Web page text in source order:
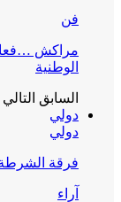
فن
مراكش
الوطنية
السابق التالي
دولي
دولي
فرقة الشرطة
آراء